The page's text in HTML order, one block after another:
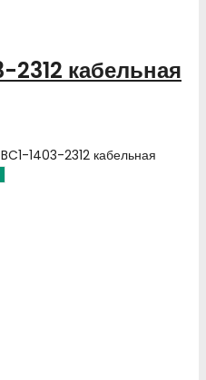
2312 кабельная
1403-2312 кабельная